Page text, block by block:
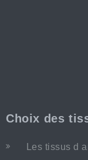
Choix des
Les tissus d